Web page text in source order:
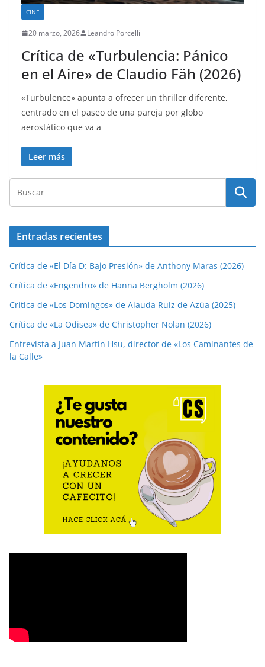
CINE
20 marzo, 2026 Leandro Porcelli
Crítica de «Turbulencia: Pánico
en el Aire» de Claudio Fäh (2026)
«Turbulence» apunta a ofrecer un thriller diferente,
centrado en el paseo de una pareja por globo
aerostático que va a
Leer más
Entradas recientes
Crítica de «El Día D: Bajo Presión» de Anthony Maras (2026)
Crítica de «Engendro» de Hanna Bergholm (2026)
Crítica de «Los Domingos» de Alauda Ruiz de Azúa (2025)
Crítica de «La Odisea» de Christopher Nolan (2026)
Entrevista a Juan Martín Hsu, director de «Los Caminantes de
la Calle»